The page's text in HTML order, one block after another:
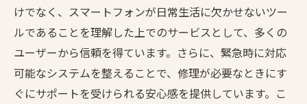
けでなく、スマートフォンが日常生活に欠かせないツー
ルであることを理解した上でのサービスとして、多くの
ユーザーから信頼を得ています。さらに、緊急時に対応
可能なシステムを整えることで、修理が必要なときにす
ぐにサポートを受けられる安心感を提供しています。こ